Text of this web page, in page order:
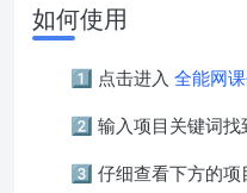
如何使用
1️⃣ 点击进入 全能网
2️⃣ 输入项目关键词找
3️⃣ 仔细查看下方的